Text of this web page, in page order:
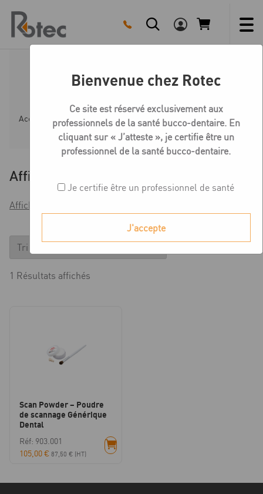
content
Accessoires scanners
Accueil Boutique Accessoires Accessoires
Affiner
Afficher les filtres
1 Résultats affichés
Scan Powder – Poudre
de scannage Générique
Dental
Réf: 903.001
105,00€ 87,50 € (HT)
Bienvenue chez Rotec
Ce site est réservé exclusivement aux
professionnels de la santé bucco-dentaire. En
cliquant sur « J’atteste », je certifie être un
professionnel de la santé bucco-dentaire.
Je certifie être un professionnel de santé
J'accepte